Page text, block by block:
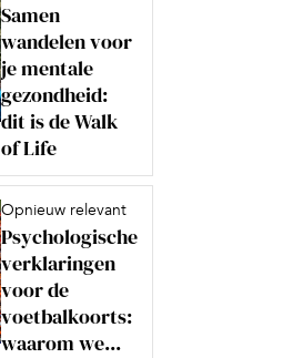
Samen
wandelen voor
je mentale
gezondheid:
dit is de Walk
of Life
Opnieuw relevant
Psychologische
verklaringen
voor de
voetbalkoorts:
waarom we...